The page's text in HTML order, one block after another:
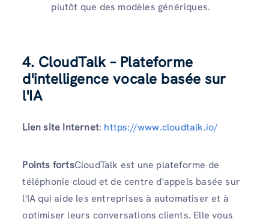
plutôt que des modèles génériques.
4. CloudTalk – Plateforme
d'intelligence vocale basée sur
l'IA
Lien site Internet: https://www.cloudtalk.io/
Points fortsCloudTalk est une plateforme de
téléphonie cloud et de centre d'appels basée sur
l'IA qui aide les entreprises à automatiser et à
optimiser leurs conversations clients. Elle vous